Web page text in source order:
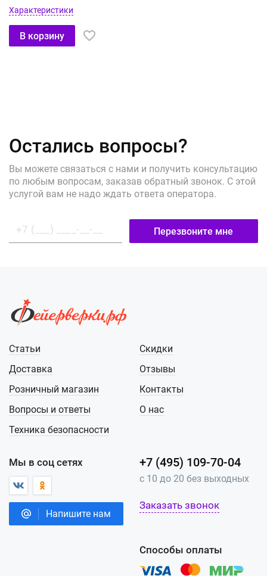
Характеристики
В корзину
Остались вопросы?
Вы можете связаться с нами и получить консультацию
по любым вопросам, заказав обратный звонок. С этой
услугой вам не надо ждать ответа оператора.
Перезвоните мне
Статьи
Доставка
Розничный магазин
Вопросы и ответы
Техника безопасности
Скидки
Отзывы
Контакты
О нас
Мы в соц сетях
Напишите нам
+7 (495) 109-70-04
с 10 до 20 без выходных
Заказать звонок
Способы оплаты